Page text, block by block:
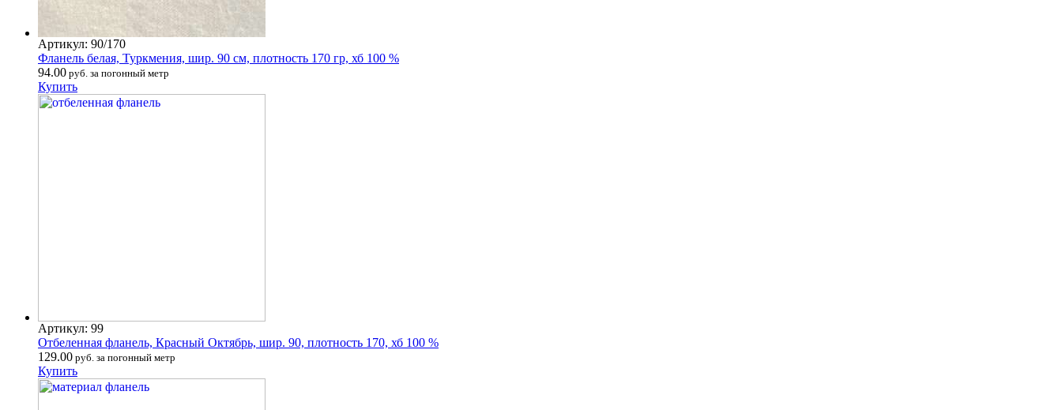
Артикул: 90/170
Фланель белая, Туркмения, шир. 90 см, плотность 170 гр, хб 100 %
94.00 руб. за погонный метр
Купить
Артикул: 99
Отбеленная фланель, Красный Октябрь, шир. 90, плотность 170, хб 100 %
129.00 руб. за погонный метр
Купить